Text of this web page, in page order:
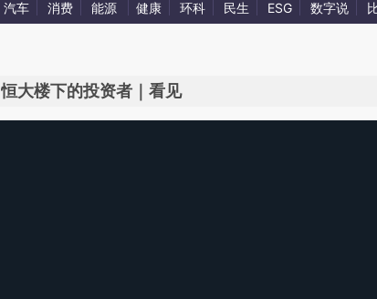
汽车 消费 能源 健康 环科 民生 ESG 数字说
恒大楼下的投资者｜看见